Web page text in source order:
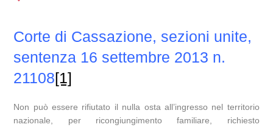
Corte di Cassazione, sezioni unite,
sentenza 16 settembre 2013 n.
21108[1]
Non può essere rifiutato il nulla osta all’ingresso nel territorio
nazionale, per ricongiungimento familiare, richiesto